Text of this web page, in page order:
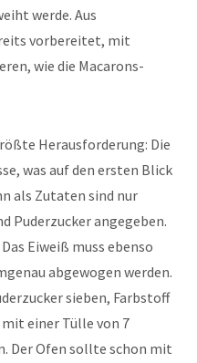
werde. Aus
vorbereitet, mit
wie die Macarons-
Herausforderung: Die
was auf den ersten Blick
als Zutaten sind nur
Puderzucker angegeben.
Eiweiß muss ebenso
abgewogen werden.
sieben, Farbstoff
einer Tülle von 7
Der Ofen sollte schon mit